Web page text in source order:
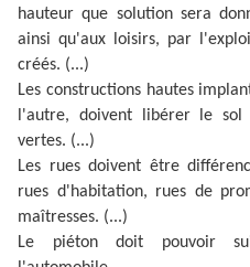
hauteur que solution sera
ainsi qu'aux loisirs, par
créés. (...)
Les constructions hautes
l'autre, doivent libérer le
vertes. (...)
Les rues doivent être
rues d'habitation, rues de
maîtresses. (...)
Le piéton doit pouvoir